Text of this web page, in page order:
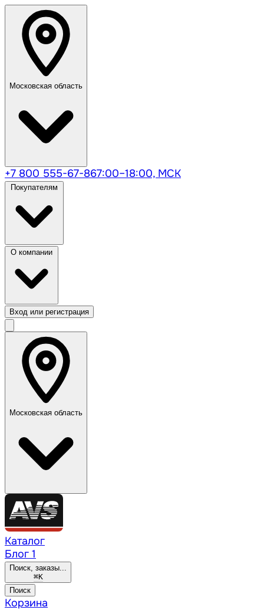
Московская область
+7 800 555-67-867:00–18:00, МСК
Вход или регистрация
Московская область
Каталог
Блог 1
Поиск, заказы...
⌘K
Поиск
Корзина